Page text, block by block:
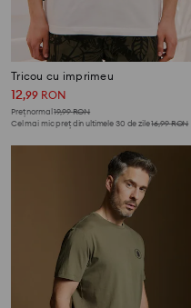
Tricou cu imprimeu
12,99 RON
Preț normal19,99RON
Cel mai mic preț din ultimele 30 de zile16,99RON